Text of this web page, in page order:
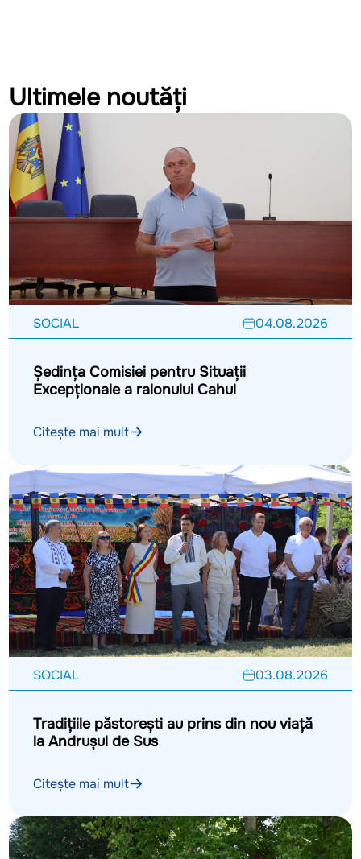
Ultimele noutăți
SOCIAL 04.08.2026
Ședința Comisiei pentru Situații
Excepționale a raionului Cahul
Citește mai mult
SOCIAL 03.08.2026
Tradițiile păstorești au prins din nou viață
la Andrușul de Sus
Citește mai mult